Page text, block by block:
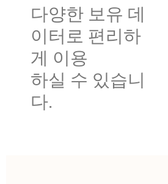
다양한 보유 데
이터로 편리하
게 이용
하실 수 있습니
다.